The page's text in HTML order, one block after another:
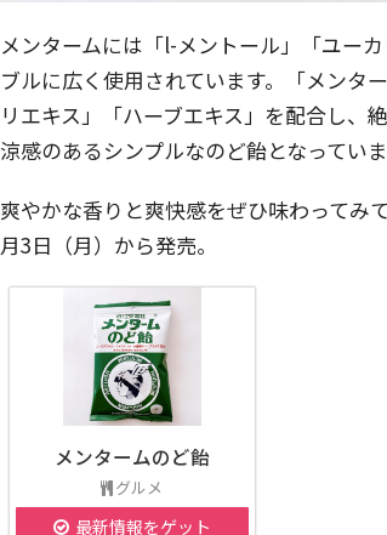
メンタームには「l-メントール」「ユー
ブルに広く使用されています。「メンタ
リエキス」「ハーブエキス」を配合し、
涼感のあるシンプルなのど飴となっていま
爽やかな香りと爽快感をぜひ味わってみ
月3日（月）から発売。
メンタームのど飴
グルメ
最新情報をゲット